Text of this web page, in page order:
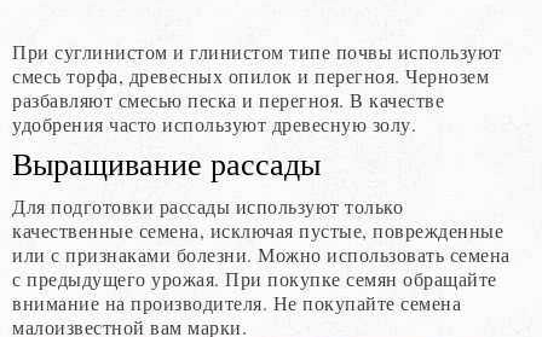
При суглинистом и глинистом типе почвы используют
смесь торфа, древесных опилок и перегноя. Чернозем
разбавляют смесью песка и перегноя. В качестве
удобрения часто используют древесную золу.
Выращивание рассады
Для подготовки рассады используют только
качественные семена, исключая пустые, поврежденные
или с признаками болезни. Можно использовать семена
с предыдущего урожая. При покупке семян обращайте
внимание на производителя. Не покупайте семена
малоизвестной вам марки.